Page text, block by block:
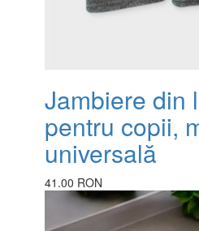
Jambiere din
pentru copii,
universală
41.00 RON